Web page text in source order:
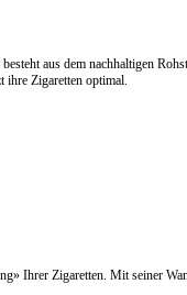
aus dem nachhaltigen
ihre Zigaretten optimal.
Ihrer Zigaretten. Mit seiner